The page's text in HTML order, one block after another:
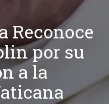
Reconoce
por su
a la